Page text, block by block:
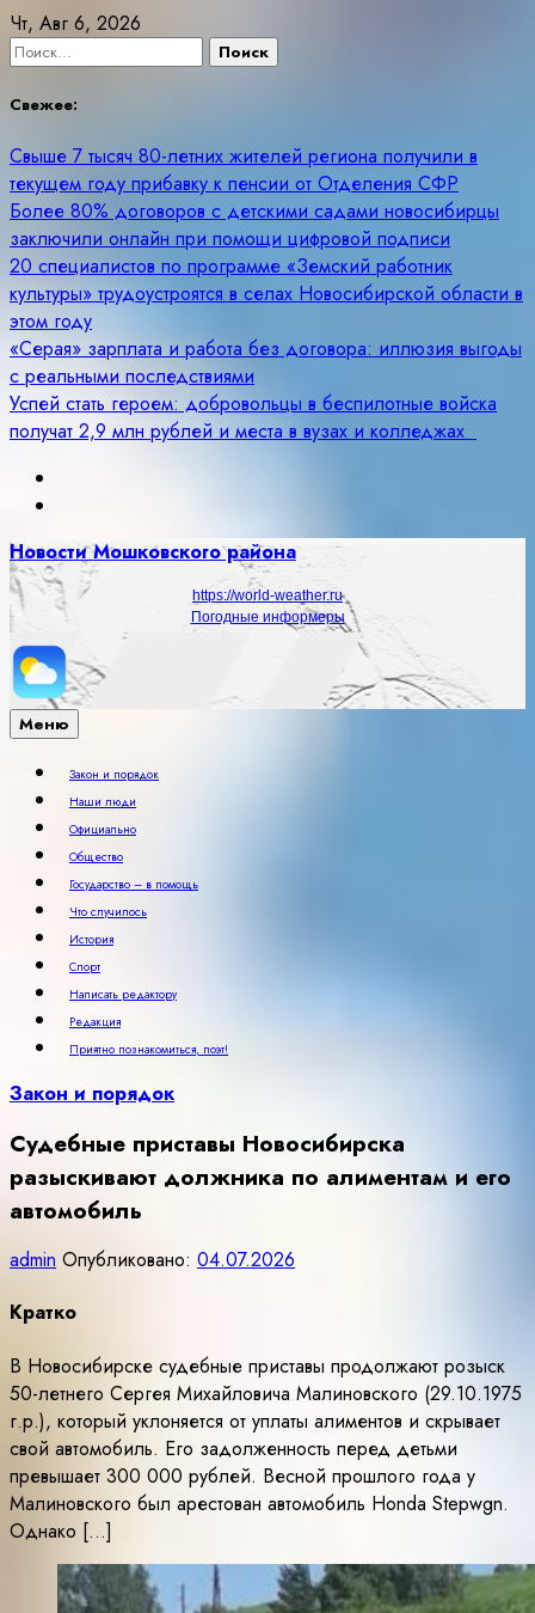
Skip
to
Чт, Авг 6, 2026
Найти:
Свежее:
Свыше 7 тысяч 80-летних жителей региона получили в
текущем году прибавку к пенсии от Отделения СФР
Более 80% договоров с детскими садами новосибирцы
заключили онлайн при помощи цифровой подписи
20 специалистов по программе «Земский работник
культуры» трудоустроятся в селах Новосибирской области в
этом году
«Серая» зарплата и работа без договора: иллюзия выгоды
с реальными последствиями
Успей стать героем: добровольцы в беспилотные войска
получат 2,9 млн рублей и места в вузах и колледжах
Новости Мошковского района
https://world-weather.ru
Погодные информеры
Меню
Закон и порядок
Наши люди
Официально
Общество
Государство – в помощь
Что случилось
История
Спорт
Написать редактору
Редакция
Приятно познакомиться, поэт!
Закон и порядок
Судебные приставы Новосибирска
разыскивают должника по алиментам и его
автомобиль
admin Опубликовано: 04.07.2026
Кратко
В Новосибирске судебные приставы продолжают розыск
50-летнего Сергея Михайловича Малиновского (29.10.1975
г.р.), который уклоняется от уплаты алиментов и скрывает
свой автомобиль. Его задолженность перед детьми
превышает 300 000 рублей. Весной прошлого года у
Малиновского был арестован автомобиль Honda Stepwgn.
Однако […]